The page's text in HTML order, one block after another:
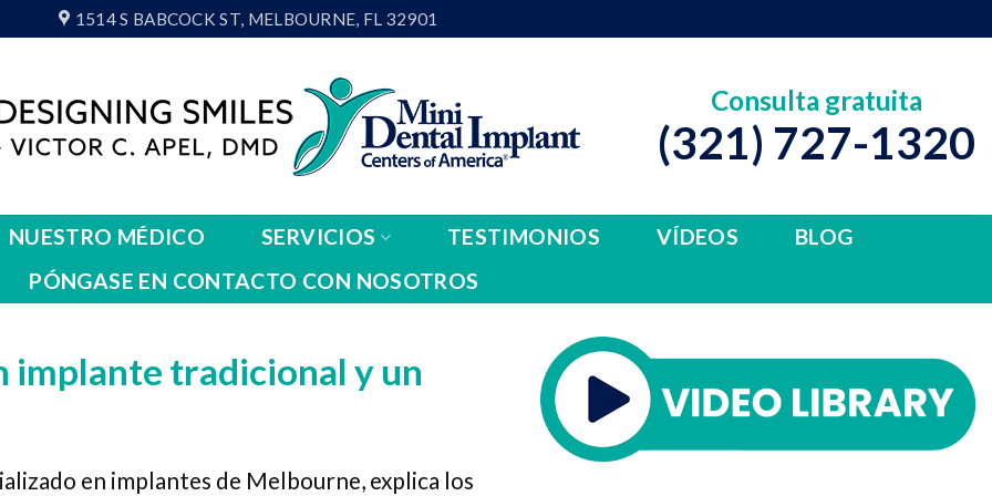
1514 S BABCOCK ST, MELBOURNE, FL 32901
Consulta gratuita
(321) 727-1320
NUESTRO MÉDICO SERVICIOS TESTIMONIOS VÍDEOS
BLOG
PÓNGASE EN CONTACTO CON NOSOTROS
implante tradicional y un
en implantes de Melbourne, explica los